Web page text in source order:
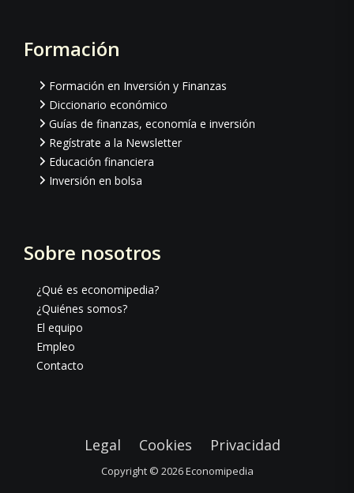
Footer
Formación
Formación en Inversión y Finanzas
Diccionario económico
Guías de finanzas, economía e inversión
Regístrate a la Newsletter
Educación financiera
Inversión en bolsa
Sobre nosotros
¿Qué es economipedia?
¿Quiénes somos?
El equipo
Empleo
Contacto
Legal Cookies Privacidad
Copyright © 2026Economipedia